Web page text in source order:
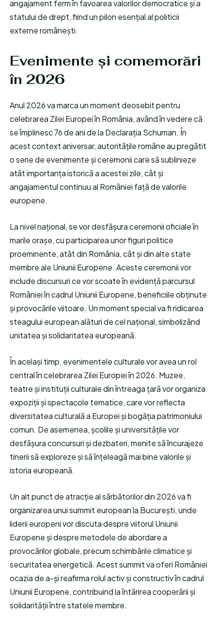
angajament ferm în favoarea valorilor democratice și a
statului de drept, fiind un pilon esențial al politicii
externe românești.
Evenimente și comemorări
în 2026
Anul 2026 va marca un moment deosebit pentru
celebrarea Zilei Europei în România, având în vedere că
se împlinesc 76 de ani de la Declarația Schuman. În
acest context aniversar, autoritățile române au pregătit
o serie de evenimente și ceremonii care să sublinieze
atât importanța istorică a acestei zile, cât și
angajamentul continuu al României față de valorile
europene.
La nivel național, se vor desfășura ceremonii oficiale în
marile orașe, cu participarea unor figuri politice
proeminente, atât din România, cât și din alte state
membre ale Uniunii Europene. Aceste ceremonii vor
include discursuri ce vor scoate în evidență parcursul
României în cadrul Uniunii Europene, beneficiile obținute
și provocările viitoare. Un moment special va fi ridicarea
steagului european alături de cel național, simbolizând
unitatea și solidaritatea europeană.
În același timp, evenimentele culturale vor avea un rol
central în celebrarea Zilei Europei în 2026. Muzee,
teatre și instituții culturale din întreaga țară vor organiza
expoziții și spectacole tematice, care vor reflecta
diversitatea culturală a Europei și bogăția patrimoniului
comun. De asemenea, școlile și universitățile vor
desfășura concursuri și dezbateri, menite să încurajeze
tinerii să exploreze și să înțeleagă mai bine valorile și
istoria europeană.
Un alt punct de atracție al sărbătorilor din 2026 va fi
organizarea unui summit european la București, unde
liderii europeni vor discuta despre viitorul Uniunii
Europene și despre metodele de abordare a
provocărilor globale, precum schimbările climatice și
securitatea energetică. Acest summit va oferi României
ocazia de a-și reafirma rolul activ și constructiv în cadrul
Uniunii Europene, contribuind la întărirea cooperării și
solidarității între statele membre.